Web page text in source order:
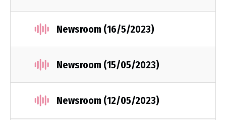
Newsroom (16/5/2023)
Newsroom (15/05/2023)
Newsroom (12/05/2023)